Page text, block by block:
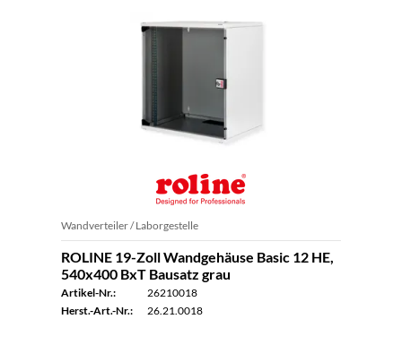
Wandverteiler / Laborgestelle
ROLINE 19-Zoll Wandgehäuse Basic 12 HE,
540x400 BxT Bausatz grau
Artikel-Nr.:
26210018
Herst.-Art.-Nr.:
26.21.0018